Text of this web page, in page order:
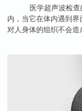
医学超声波检
内，当它在体内遇到
对人身体的组织不会造